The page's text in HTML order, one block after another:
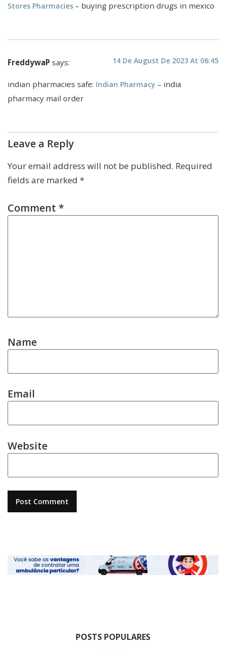
Stores Pharmacies – buying prescription drugs in mexico
FreddywaP says: 14 De August De 2023 At 06:45
indian pharmacies safe: Indian Pharmacy – india
pharmacy mail order
Leave a Reply
Your email address will not be published. Required
fields are marked *
Comment *
Name
Email
Website
POSTS POPULARES